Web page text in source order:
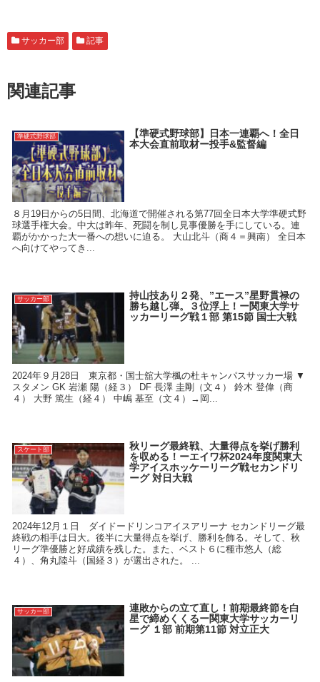
サッカー部 記事
関連記事
準硬式野球部
【準硬式野球部】日本一連覇へ！全日
本大会直前取材ー投手&監督編
８月19日からの5日間、北海道で開催される第77回全日本大学準硬式野
球選手権大会。中大は昨年、死闘を制し見事優勝を手にしている。連
覇がかかった大一番への想いに迫る。 大山北斗（商４＝興南） 全日本
へ向けてやってき...
サッカー部
持山技あり２発、”エース”星野貫禄の
勝ち越し弾。３位浮上！ー関東大学サ
ッカーリーグ戦１部 第15節 国士大戦
2024年９月28日 東京都・国士舘大学楓の杜キャンパスサッカー場 ▼
スタメン GK 岩瀬 陽（経３） DF 長澤 圭剛（文４） 鈴木 登偉（商
４） 大野 篤生（経４） 中嶋 基至（文４）→岡...
スケート部
秋リーグ最終戦、大量得点を挙げ勝利
を収める！ーエイワ杯2024年度関東大
学アイスホッケーリーグ戦セカンドリ
ーグ 対日大戦
2024年12月１日 ダイドードリンコアイスアリーナ セカンドリーグ最
終戦の相手は日大。後半に大量得点を挙げ、勝利を飾る。そして、秋
リーグ準優勝と好成績を残した。また、ベスト６に種市悠人（総
４）、角丸陸斗（国経３）が選出された。 ...
サッカー部
連敗からの立て直し！前期最終節を白
星で締めくくるー関東大学サッカーリ
ーグ １部 前期第11節 対立正大